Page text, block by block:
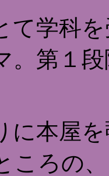
学科を
第１
本屋を
ころの、